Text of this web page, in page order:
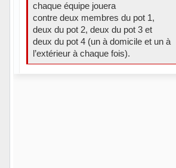
chaque équipe jouera
contre deux membres du pot 1,
deux du pot 2, deux du pot 3 et
deux du pot 4 (un à domicile et un à
l’extérieur à chaque fois).